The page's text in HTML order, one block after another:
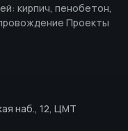
кирпич, пенобетон,
Проекты
наб., 12, ЦМТ